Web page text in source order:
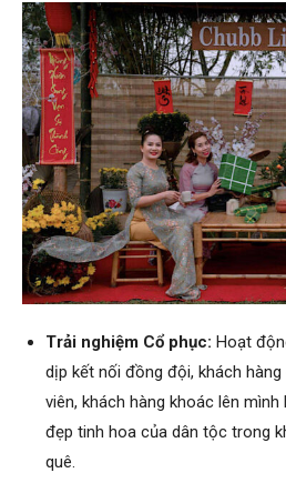
Trải nghiệm Cổ phục: Hoạt
dịp kết nối đồng đội, khách
viên, khách hàng khoác lên
đẹp tinh hoa của dân tộc trong
quê.